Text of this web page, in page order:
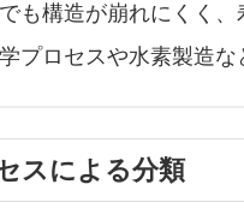
も構造が崩れにくく、
プロセスや水素製造な
スによる分類